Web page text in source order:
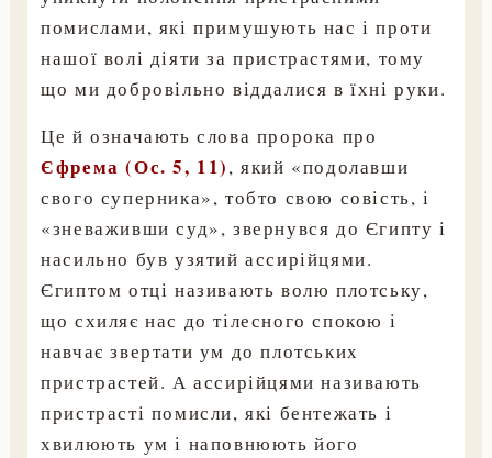
помислами, які примушують нас і проти
нашої волі діяти за пристрастями, тому
що ми добровільно віддалися в їхні руки.
Це й означають слова пророка про
Єфрема (Ос. 5, 11), який «подолавши
свого суперника», тобто свою совість, і
«зневаживши суд», звернувся до Єгипту і
насильно був узятий ассирійцями.
Єгиптом отці називають волю плотську,
що схиляє нас до тілесного спокою і
навчає звертати ум до плотських
пристрастей. А ассирійцями називають
пристрасті помисли, які бентежать і
хвилюють ум і наповнюють його